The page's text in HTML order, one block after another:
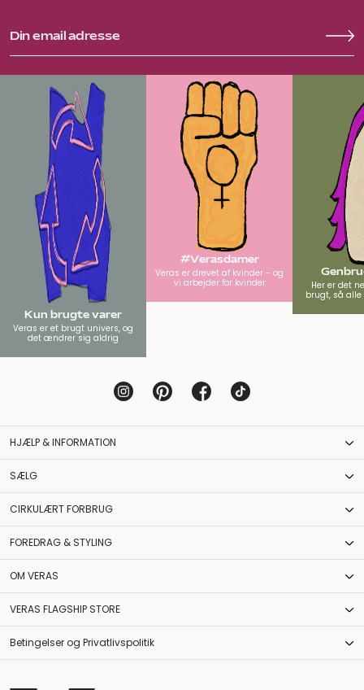
Kun brugte varer
Veras er et brugt univers, og
det ændrer sig aldrig
#Verasdamer
Veras er drevet af kvinder - og
vi arbejder for kvinder
Her er det
brugt, så
HJÆLP & INFORMATION
SÆLG
CIRKULÆRT FORBRUG
FOREDRAG & STYLING
OM VERAS
VERAS FLAGSHIP STORE
Betingelser og Privatlivspolitik